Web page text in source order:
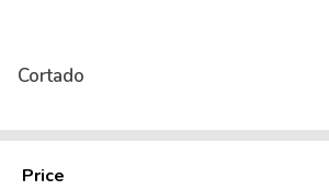
Cortado
Price